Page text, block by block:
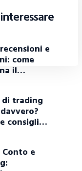
e
come
il…
di trading
consigli…
Conto e